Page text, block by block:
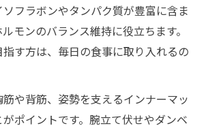
フラボンやタンパク質が豊富に含ま
モンのバランス維持に役立ちます。
す方は、毎日の食事に取り入れるの
や背筋、姿勢を支えるインナーマッ
ポイントです。腕立て伏せやダンベ